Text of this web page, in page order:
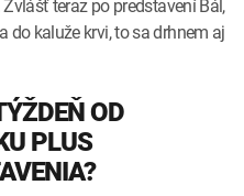
teraz po predstavení Bál,
do kaluže krvi, to sa drhnem aj
OD
PLUS